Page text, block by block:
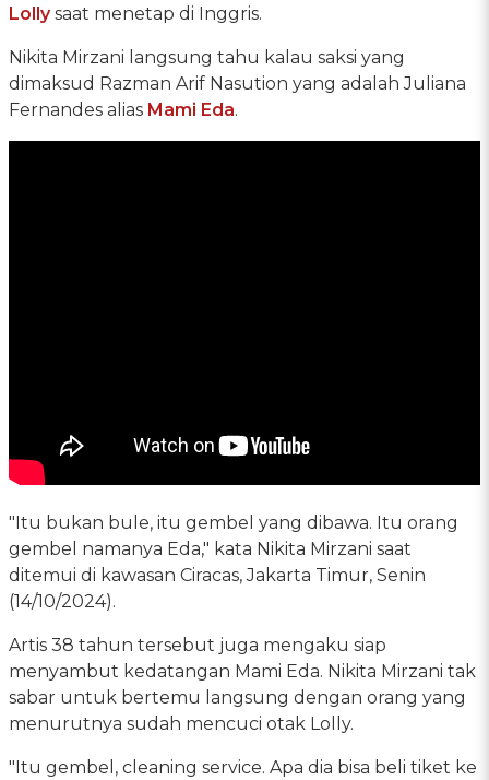
Lollysaat menetap di Inggris.
Nikita Mirzani langsung tahu kalau saksi yang
dimaksud Razman Arif Nasution yang adalah Juliana
Fernandes alias Mami Eda.
"Itu bukan bule, itu gembel yang dibawa. Itu orang
gembel namanya Eda," kata Nikita Mirzani saat
ditemui di kawasan Ciracas, Jakarta Timur, Senin
(14/10/2024).
Artis 38 tahun tersebut juga mengaku siap
menyambut kedatangan Mami Eda. Nikita Mirzani tak
sabar untuk bertemu langsung dengan orang yang
menurutnya sudah mencuci otak Lolly.
"Itu gembel, cleaning service. Apa dia bisa beli tiket ke